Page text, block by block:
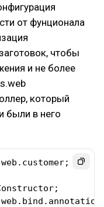
от фунционала
чтобы
и не более
который
были в него